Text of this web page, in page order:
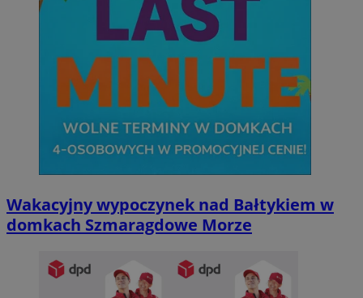
Wakacyjny wypoczynek nad Bałtykiem w
domkach Szmaragdowe Morze